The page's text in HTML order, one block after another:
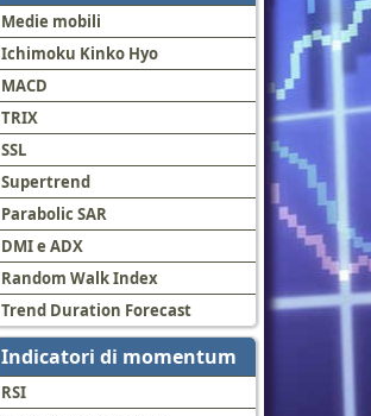
Medie mobili
Ichimoku Kinko Hyo
MACD
TRIX
SSL
Supertrend
Parabolic SAR
DMI e ADX
Random Walk Index
Trend Duration Forecast
Indicatori di momentum
RSI